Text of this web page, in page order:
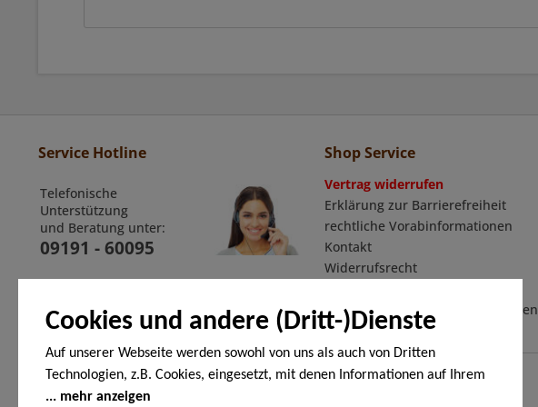
Cookies und andere (Dritt-)Dienste
Auf unserer Webseite werden sowohl von uns als auch von Dritten
Technologien, z.B. Cookies, eingesetzt, mit denen Informationen auf Ihrem
Endgerät gespeichert und/oder von Ihrem Endgerät abgerufen werden. Bei
mehr anzeigen
Service Hotline
Telefonische
Unterstützung
und Beratung unter:
09191 - 60095
Shop Service
Vertrag widerrufen
Erklärung zur Barrierefreiheit
rechtliche Vorabinformationen
Kontakt
Widerrufsrecht
Allgemeine Geschäftsbedingungen
Zahlungsarten